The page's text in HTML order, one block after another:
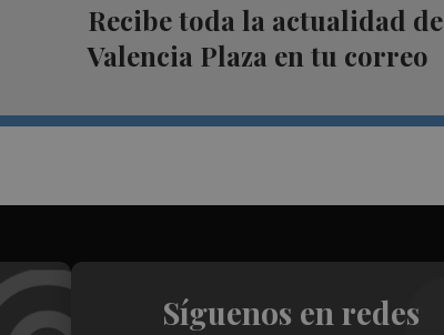
Recibe toda la actualidad de
Valencia Plaza en tu correo
Síguenos en redes